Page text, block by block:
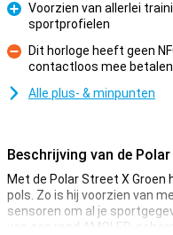
Pluspunt
Voorzien van allerlei
sportprofielen
Minpunt
Dit horloge heeft geen
contactloos mee betalen
Alle plus- & minpunten
Beschrijving van de
Met de Polar Street X Groen
pols. Zo is hij voorzien van
sensoren om al je
van een rond AMOLED-